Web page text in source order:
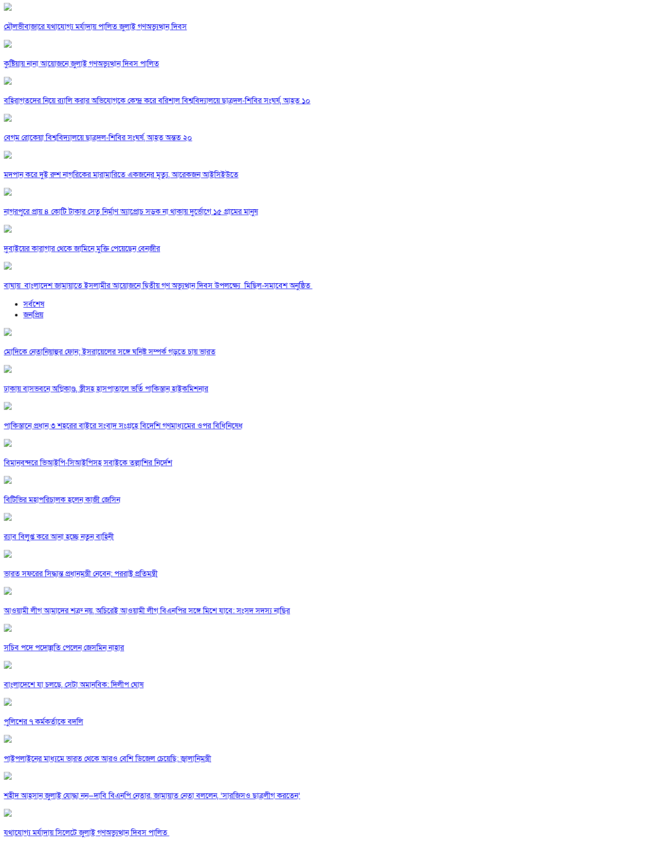
মৌলভীবাজারে যথাযোগ্য মর্যাদায় পালিত জুলাই গণঅভ্যুত্থান দিবস
কুষ্টিয়ায় নানা আয়োজনে জুলাই গণঅভ্যুত্থান দিবস পালিত
বহিরাগতদের নিয়ে র‍্যালি করার অভিযোগকে কেন্দ্র করে বরিশাল বিশ্ববিদ্যালয়ে ছাত্রদল-শিবির সংঘর্ষ, আহত ১০
বেগম রোকেয়া বিশ্ববিদ্যালয়ে ছাত্রদল-শিবির সংঘর্ষ, আহত অন্তত ২০
মদপান করে দুই রুশ নাগরিকের মারামারিতে একজনের মৃত্যু, আরেকজন আইসিইউতে
নাগরপুরে প্রায় ৪ কোটি টাকার সেতু নির্মাণ অ্যাপ্রোচ সড়ক না থাকায় দুর্ভোগে ১৫ গ্রামের মানুষ
দুবাইয়ের কারাগার থেকে জামিনে মুক্তি পেয়েছেন বেনজীর
বাঘায় বাংলাদেশ জামায়াতে ইসলামীর আয়োজনে দ্বিতীয় গণ অভ্যুত্থান দিবস উপলক্ষ্যে মিছিল-সমাবেশ অনুষ্ঠিত
সর্বশেষ
জনপ্রিয়
মোদিকে নেতানিয়াহুর ফোন; ইসরায়েলের সঙ্গে ঘনিষ্ট সম্পর্ক গড়তে চায় ভারত
ঢাকায় বাসভবনে অগ্নিকাণ্ড, স্ত্রীসহ হাসপাতালে ভর্তি পাকিস্তান হাইকমিশনার
পাকিস্তানে প্রধান ৩ শহরের বাইরে সংবাদ সংগ্রহে বিদেশি গণমাধ্যমের ওপর বিধিনিষেধ
বিমানবন্দরে ভিআইপি-সিআইপিসহ সবাইকে তল্লাশির নির্দেশ
বিটিভির মহাপরিচালক হলেন কাজী জেসিন
র‍্যাব বিলুপ্ত করে আনা হচ্ছে নতুন বাহিনী
ভারত সফরের সিদ্ধান্ত প্রধানমন্ত্রী নেবেন: পররাষ্ট্র প্রতিমন্ত্রী
আওয়ামী লীগ আমাদের শত্রু নয়, অচিরেই আওয়ামী লীগ বিএনপির সঙ্গে মিশে যাবে: সংসদ সদস্য নাছির
সচিব পদে পদোন্নতি পেলেন জেসমিন নাহার
বাংলাদেশে যা চলছে, সেটা অমানবিক: দিলীপ ঘোষ
পুলিশের ৭ কর্মকর্তাকে বদলি
পাইপলাইনের মাধ্যমে ভারত থেকে আরও বেশি ডিজেল চেয়েছি: জ্বালানিমন্ত্রী
শহীদ আহসান জুলাই যোদ্ধা নন—দাবি বিএনপি নেতার, জামায়াত নেতা বললেন, ‘সারজিসও ছাত্রলীগ করতেন’
যথাযোগ্য মর্যাদায় সিলেটে জুলাই গণঅভ্যুত্থান দিবস পালিত